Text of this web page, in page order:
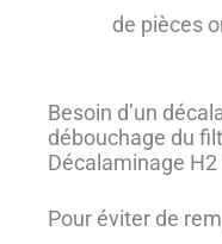
de pièces
Besoin d’un
débouchage du
Décalaminage
Pour éviter de